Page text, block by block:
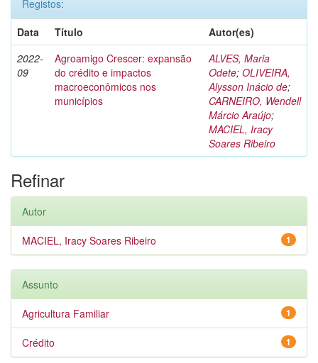
Registos:
Data
Título
Autor(es)
2022-
09
Agroamigo Crescer: expansão
do crédito e impactos
macroeconômicos nos
municípios
ALVES, Maria
Odete; OLIVEIRA,
Alysson Inácio de;
CARNEIRO, Wendell
Márcio Araújo;
MACIEL, Iracy
Soares Ribeiro
Refinar
Autor
1
MACIEL, Iracy Soares Ribeiro
Assunto
1
Agricultura Familiar
1
Crédito